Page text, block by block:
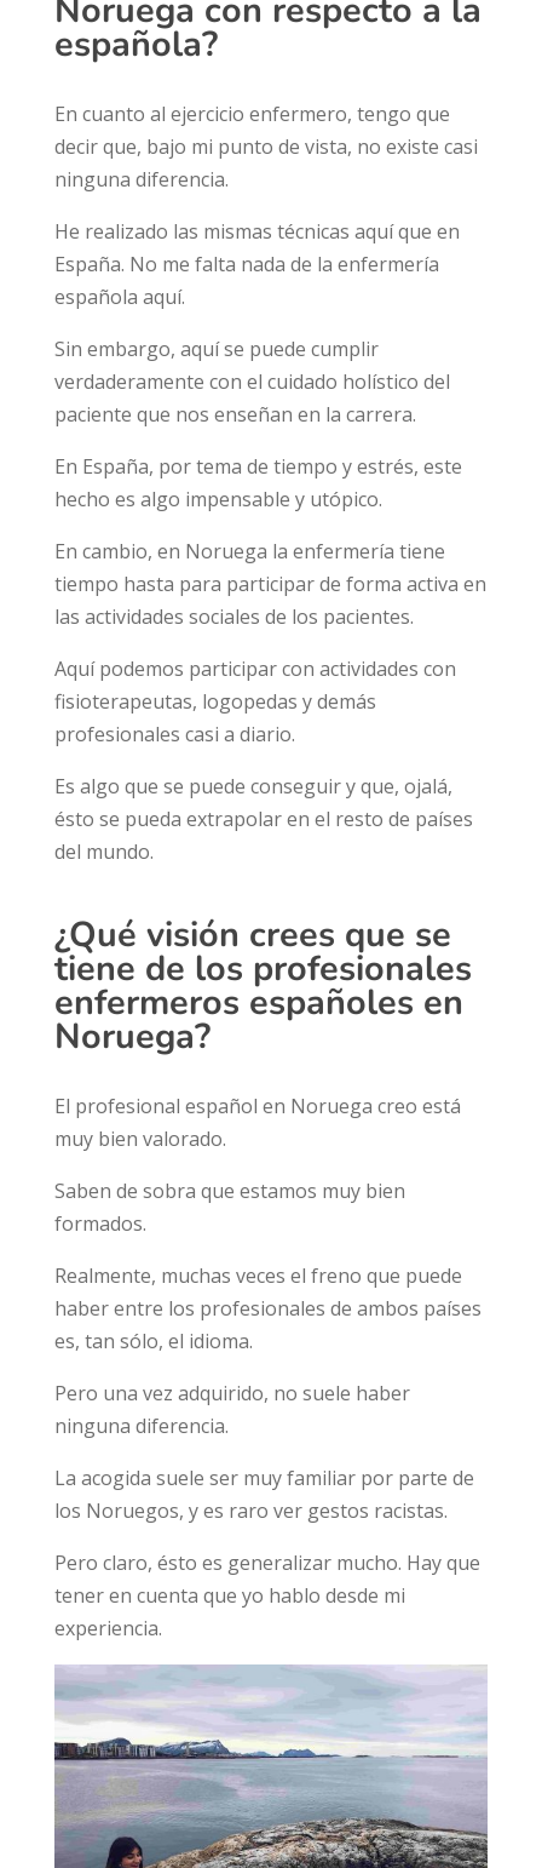
Noruega con respecto a la
española?
En cuanto al ejercicio enfermero, tengo que
decir que, bajo mi punto de vista, no existe casi
ninguna diferencia.
He realizado las mismas técnicas aquí que en
España. No me falta nada de la enfermería
española aquí.
Sin embargo, aquí se puede cumplir
verdaderamente con el cuidado holístico del
paciente que nos enseñan en la carrera.
En España, por tema de tiempo y estrés, este
hecho es algo impensable y utópico.
En cambio, en Noruega la enfermería tiene
tiempo hasta para participar de forma activa en
las actividades sociales de los pacientes.
Aquí podemos participar con actividades con
fisioterapeutas, logopedas y demás
profesionales casi a diario.
Es algo que se puede conseguir y que, ojalá,
ésto se pueda extrapolar en el resto de países
del mundo.
¿Qué visión crees que se
tiene de los profesionales
enfermeros españoles en
Noruega?
El profesional español en Noruega creo está
muy bien valorado.
Saben de sobra que estamos muy bien
formados.
Realmente, muchas veces el freno que puede
haber entre los profesionales de ambos países
es, tan sólo, el idioma.
Pero una vez adquirido, no suele haber
ninguna diferencia.
La acogida suele ser muy familiar por parte de
los Noruegos, y es raro ver gestos racistas.
Pero claro, ésto es generalizar mucho. Hay que
tener en cuenta que yo hablo desde mi
experiencia.